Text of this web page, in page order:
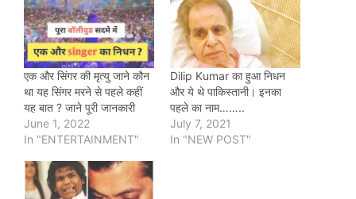
एक और सिंगर की मृत्यु जाने कौन
था यह सिंगर मरने से पहले कहीं
यह बात ? जाने पूरी जानकारी
June 1, 2022
In "ENTERTAINMENT"
Dilip Kumar का हुआ निधन
और ये थे पाकिस्तानी। इनका
पहले का नाम……..
July 7, 2021
In "NEW POST"